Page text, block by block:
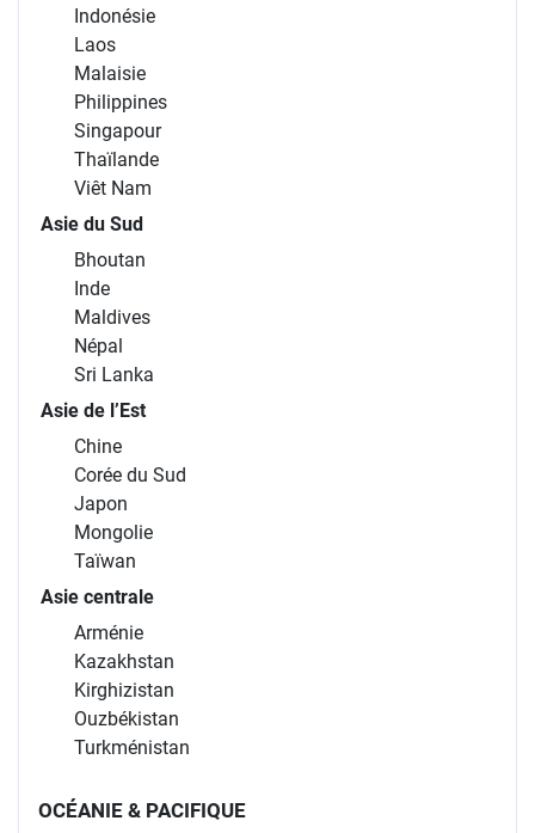
Indonésie
Laos
Malaisie
Philippines
Singapour
Thaïlande
Viêt Nam
Asie du Sud
Bhoutan
Inde
Maldives
Népal
Sri Lanka
Asie de l’Est
Chine
Corée du Sud
Japon
Mongolie
Taïwan
Asie centrale
Arménie
Kazakhstan
Kirghizistan
Ouzbékistan
Turkménistan
OCÉANIE & PACIFIQUE